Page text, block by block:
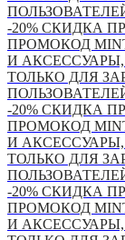
-20% СКИДКА
ПРОМОКОД
И
ТОЛЬКО ДЛЯ
-20% СКИДКА
ПРОМОКОД
И
ТОЛЬКО ДЛЯ
-20% СКИДКА
ПРОМОКОД
И